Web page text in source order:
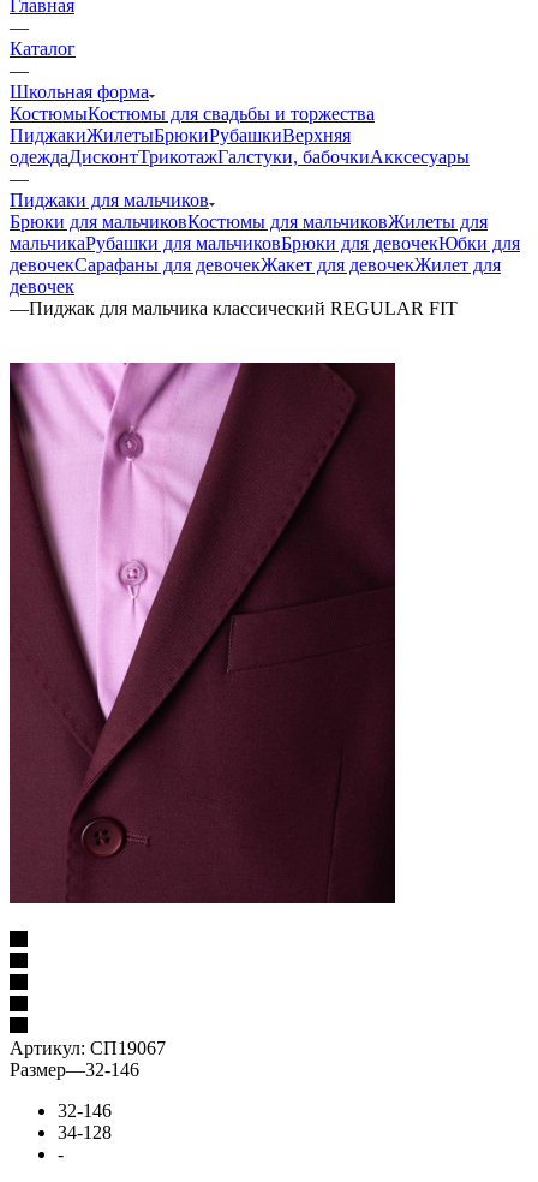
Главная
—
Каталог
—
Школьная форма
КостюмыКостюмы для свадьбы и торжества
ПиджакиЖилетыБрюкиРубашкиВерхняя
одеждаДисконтТрикотажГалстуки, бабочкиАкксесуары
—
Пиджаки для мальчиков
Брюки для мальчиковКостюмы для мальчиковЖилеты для
мальчикаРубашки для мальчиковБрюки для девочекЮбки для
девочекСарафаны для девочекЖакет для девочекЖилет для
девочек
—Пиджак для мальчика классический REGULAR FIT
Артикул: СП19067
Размер—32-146
32-146
34-128
-